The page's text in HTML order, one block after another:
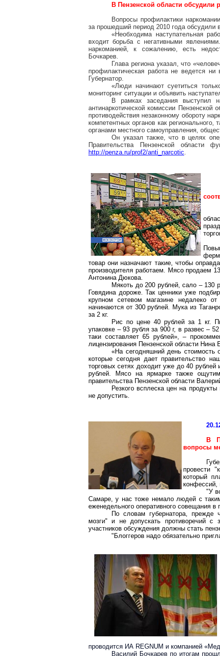
В Пензенской области обсудили
Вопросы профилактики
за прошедший период 2010 года обсудили
«Необходима наступательная
входит борьба с негативными
наркоманией, к сожалению, есть
Бочкарев.
Глава региона указал, что
профилактическая работа не ведется
Губернатор.
«Люди начинают суетиться
мониторинг ситуации и объявить
В рамках заседания выступил
антинаркотической комиссии Пензенской
противодействия незаконному обороту
компетентных органов как
органами местного самоуправления,
Он указал также, что в целях
Правительства Пензенской области
http://penza.ru/prof2/anti_narcotic.
товар они назначают такие, чтобы
производителя работаем. Мясо продаем
Антонина Дюкова.
Мякоть до 200 рублей, сало – 130
Говядина дороже. Так ценники уже
крупном сетевом магазине недалеко
начинаются от 300 рублей. Мука из
за 2 кг.
Рис по цене 40 рублей за 1 кг.
упаковке – 93 рубля за 900 г, в развес –
таки составляет 65 рублей», –
лицензирования Пензенской области Нина
«На сегодняшний день стоимость
которые сегодня дает правительство
торговых сетях доходит уже до 40
рублей. Мясо на ярмарке также
правительства Пензенской области
Резкого всплеска цен на
не допустить.
В
вопросы
провести
который
конфессий,
"У
Самаре, у нас тоже немало людей с
еженедельного оперативного совещания в
По словам губернатора,
мозги" и не допускать противоречий с
участников обсуждения должны стать
"Блоггеров надо обязательно
проводится ИА REGNUM и компанией
Василий Бочкарев по итогам